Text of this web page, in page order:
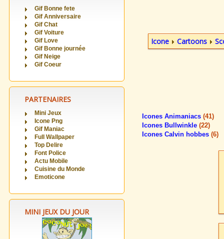
Gif Bonne fete
Gif Anniversaire
Gif Chat
Gif Voiture
Gif Love
Gif Bonne journée
Gif Neige
Gif Coeur
PARTENAIRES
Mini Jeux
Icone Png
Gif Maniac
Full Wallpaper
Top Delire
Font Police
Actu Mobile
Cuisine du Monde
Emoticone
MINI JEUX DU JOUR
Icone Cartoons
Icones Animaniacs (41)
Icones Bullwinkle (22)
Icones Calvin hobbes (6)